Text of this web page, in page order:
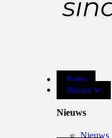
Home
Nieuws
Nieuws
Nieuws